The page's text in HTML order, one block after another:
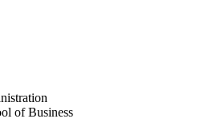
of Business